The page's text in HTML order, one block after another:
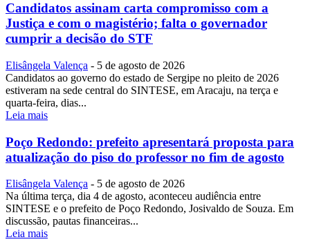
Candidatos assinam carta compromisso com a
Justiça e com o magistério; falta o governador
cumprir a decisão do STF
Elisângela Valença - 5 de agosto de 2026
Candidatos ao governo do estado de Sergipe no pleito de 2026
estiveram na sede central do SINTESE, em Aracaju, na terça e
quarta-feira, dias...
Leia mais
Poço Redondo: prefeito apresentará proposta para
atualização do piso do professor no fim de agosto
Elisângela Valença - 5 de agosto de 2026
Na última terça, dia 4 de agosto, aconteceu audiência entre
SINTESE e o prefeito de Poço Redondo, Josivaldo de Souza. Em
discussão, pautas financeiras...
Leia mais